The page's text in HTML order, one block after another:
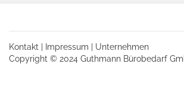
Kontakt Impressum
Unternehmen
Copyright © 2024 Guthmann Bürobedarf